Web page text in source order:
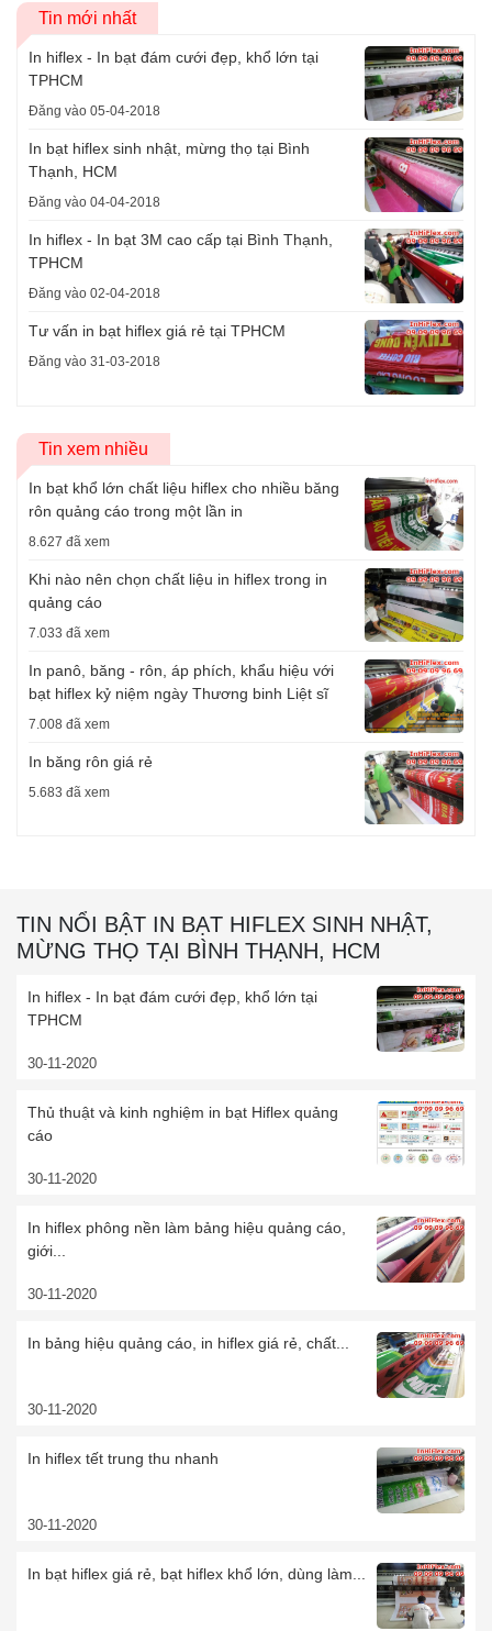
Tin mới nhất
In hiflex - In bạt đám cưới đẹp, khổ lớn tại
TPHCM
Đăng vào 05-04-2018
In bạt hiflex sinh nhật, mừng thọ tại Bình
Thạnh, HCM
Đăng vào 04-04-2018
In hiflex - In bạt 3M cao cấp tại Bình Thạnh,
TPHCM
Đăng vào 02-04-2018
Tư vấn in bạt hiflex giá rẻ tại TPHCM
Đăng vào 31-03-2018
Tin xem nhiều
In bạt khổ lớn chất liệu hiflex cho nhiều băng
rôn quảng cáo trong một lần in
8.627 đã xem
Khi nào nên chọn chất liệu in hiflex trong in
quảng cáo
7.033 đã xem
In panô, băng - rôn, áp phích, khẩu hiệu với
bạt hiflex kỷ niệm ngày Thương binh Liệt sĩ
7.008 đã xem
In băng rôn giá rẻ
5.683 đã xem
TIN NỔI BẬT IN BẠT HIFLEX SINH NHẬT,
MỪNG THỌ TẠI BÌNH THẠNH, HCM
In hiflex - In bạt đám cưới đẹp, khổ lớn tại
TPHCM
30-11-2020
Thủ thuật và kinh nghiệm in bạt Hiflex quảng
cáo
30-11-2020
In hiflex phông nền làm bảng hiệu quảng cáo,
giới...
30-11-2020
In bảng hiệu quảng cáo, in hiflex giá rẻ, chất...
30-11-2020
In hiflex tết trung thu nhanh
30-11-2020
In bạt hiflex giá rẻ, bạt hiflex khổ lớn, dùng làm...